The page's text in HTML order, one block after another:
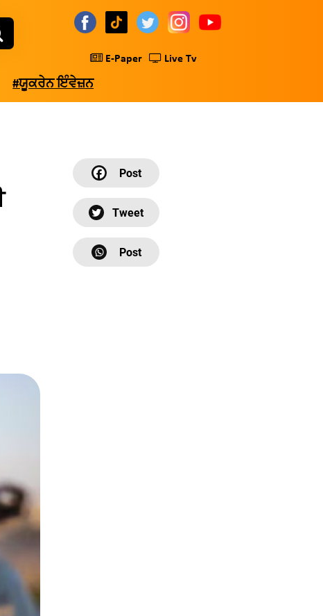
E-Paper Live Tv
#ਯੂਕਰੇਨ ਇੰਵੇਜ਼ਨ